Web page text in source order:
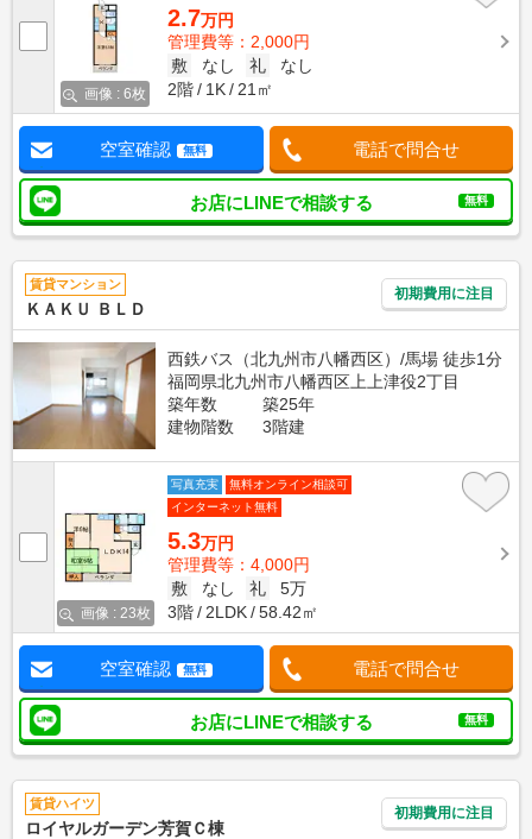
画像 : 6枚
2.7万円
管理費等：2,000円
敷
なし 礼
なし
2階
1K 21㎡
空室確認 無料 電話で問合せ
お店にLINEで相談する 無料
賃貸マンション
ＫＡＫＵ ＢＬＤ
初期費用に注目
西鉄バス（北九州市八幡西区）/馬場 徒歩1分
福岡県北九州市八幡西区上上津役2丁目
築年数
築25年
建物階数
3階建
画像 : 23枚
写真充実
無料オンライン相談可
インターネット無料
5.3万円
管理費等：4,000円
敷
なし 礼
5万
3階
2LDK 58.42㎡
空室確認 無料 電話で問合せ
お店にLINEで相談する 無料
賃貸ハイツ
ロイヤルガーデン芳賀Ｃ棟
初期費用に注目